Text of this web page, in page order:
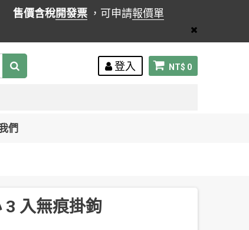
售價含稅開發票 ，可申請報價單
NT$ 0
登入
們
入無痕掛鉤